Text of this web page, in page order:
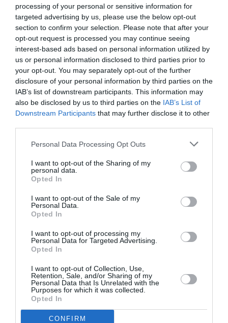
processing of your personal or sensitive information for
targeted advertising by us, please use the below opt-out
section to confirm your selection. Please note that after your
opt-out request is processed you may continue seeing
interest-based ads based on personal information utilized by
us or personal information disclosed to third parties prior to
your opt-out. You may separately opt-out of the further
disclosure of your personal information by third parties on the
IAB’s list of downstream participants. This information may
also be disclosed by us to third parties on the IAB’s List of
Downstream Participants that may further disclose it to other
Personal Data Processing Opt Outs
I want to opt-out of the Sharing of my
personal data.
Opted In
I want to opt-out of the Sale of my
Personal Data.
Opted In
I want to opt-out of processing my
Personal Data for Targeted Advertising.
Opted In
I want to opt-out of Collection, Use,
Retention, Sale, and/or Sharing of my
Personal Data that Is Unrelated with the
Purposes for which it was collected.
Opted In
CONFIRM
Plantas de temporada Vivaces
Salvia Escarlata-Salvia Coccinea
28 octubre, 2018 Marisol Huesca
0 comentarios
Dificultad baja
Planta herbácea perenne de crecimiento erecto y
ramificado. Hojas verdes de forma triangular, rugosas,
cubiertas de una fina vellosidad. Floración abundante y
duradera, flores tubulares de color rojo intenso, algunos
cultivares presentan flores blancas, rosas o salmón.